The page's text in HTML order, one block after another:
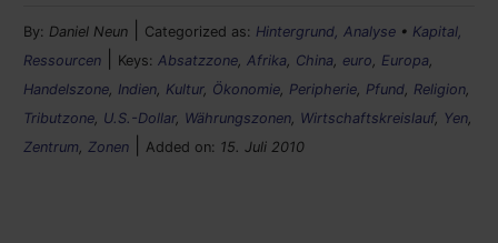
By: Daniel Neun Categorized as: Hintergrund, Analyse • Kapital,
Ressourcen
Keys: Absatzzone Afrika China euro Europa
Handelszone Indien Kultur, Ökonomie Peripherie Pfund Religion
Tributzone U.S.-Dollar, Währungszonen Wirtschaftskreislauf, Yen
Zentrum
Zonen Added on: 15. Juli 2010